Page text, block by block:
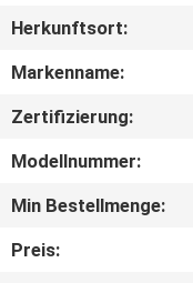
ÜBER
UNS
Herkunftsort:
Markenname:
Zertifizierung:
Modellnummer:
Min Bestellmenge:
Preis: